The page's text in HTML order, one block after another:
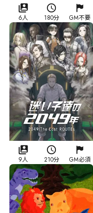
6人 180分 GM不要
9人 210分 GM必須